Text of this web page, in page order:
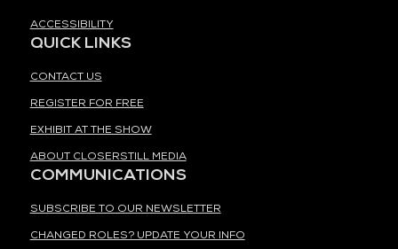
ACCESSIBILITY
QUICK LINKS
CONTACT US
REGISTER FOR FREE
EXHIBIT AT THE SHOW
ABOUT CLOSERSTILL MEDIA
COMMUNICATIONS
SUBSCRIBE TO OUR NEWSLETTER
CHANGED ROLES? UPDATE YOUR INFO